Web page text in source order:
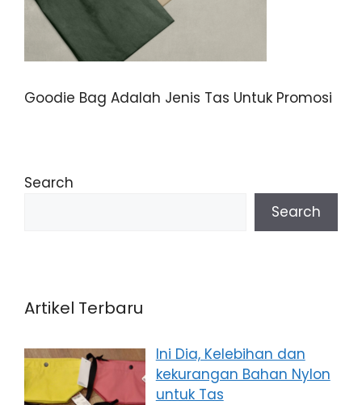
Goodie Bag Adalah Jenis Tas Untuk Promosi
Search
Search
Artikel Terbaru
Ini Dia, Kelebihan dan
kekurangan Bahan Nylon
untuk Tas